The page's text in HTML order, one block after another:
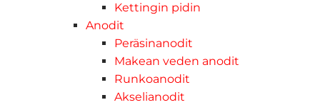
Kettingin pidin
Anodit
Peräsinanodit
Makean veden anodit
Runkoanodit
Akselianodit